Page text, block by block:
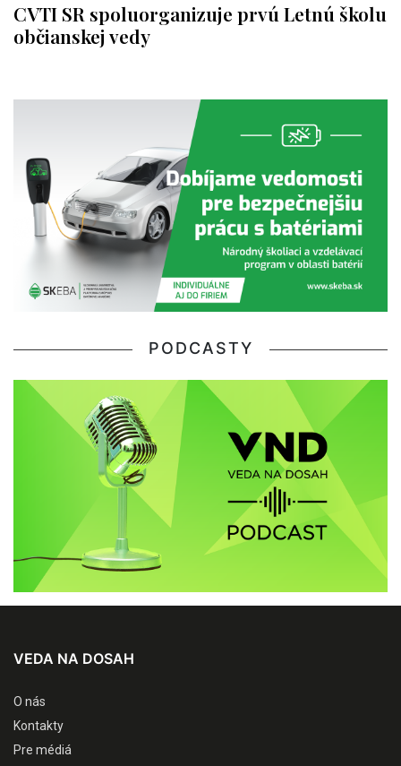
CVTI SR spoluorganizuje prvú Letnú školu
občianskej vedy
PODCASTY
VEDA NA DOSAH
O nás
Kontakty
Pre médiá